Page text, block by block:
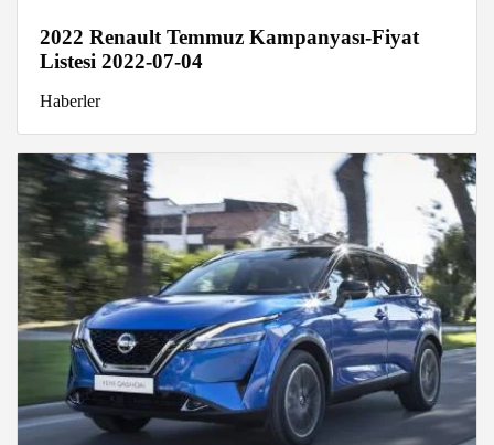
2022 Renault Temmuz Kampanyası-Fiyat
Listesi 2022-07-04
Haberler